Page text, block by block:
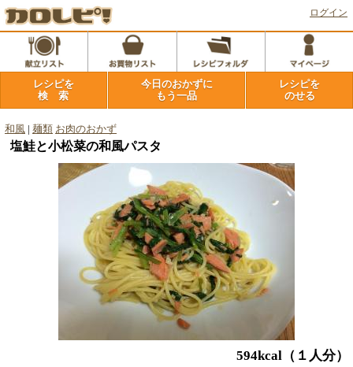
ログイン
レシピを
検 索
今日のおかずに
もう一品
レシピを
のせる
和風 麺類 お肉のおかず
塩鮭と小松菜の和風パスタ
594kcal （１人分）